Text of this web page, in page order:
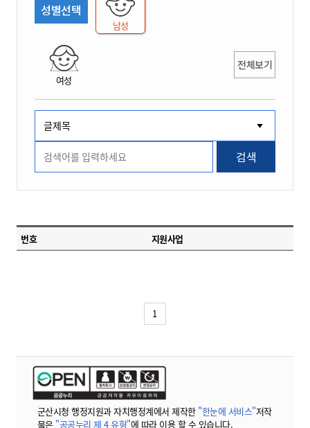
성별선택
남성
여성
전체보기
검색
번호 지원사업
1
군산시청 행정지원과 자치행정계에서 제작한 "한눈에 서비스"저작
물은 "공공누리 제 4 유형"에 따라 이용 할 수 있습니다.